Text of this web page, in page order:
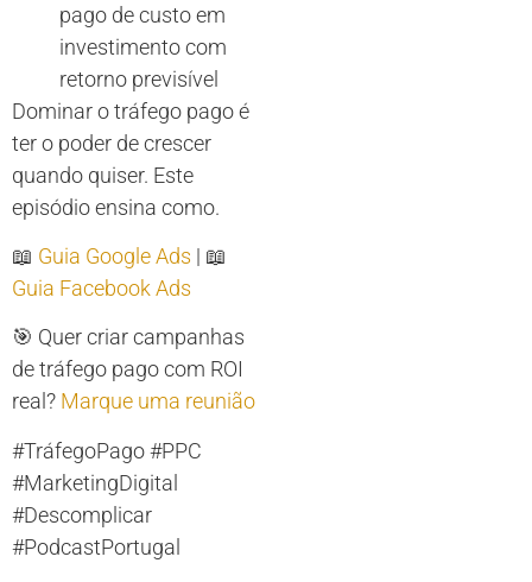
pago de custo em
investimento com
retorno previsível
Dominar o tráfego pago é
ter o poder de crescer
quando quiser. Este
episódio ensina como.
📖 Guia Google Ads | 📖
Guia Facebook Ads
🎯 Quer criar campanhas
de tráfego pago com ROI
real? Marque uma reunião
#TráfegoPago #PPC
#MarketingDigital
#Descomplicar
#PodcastPortugal